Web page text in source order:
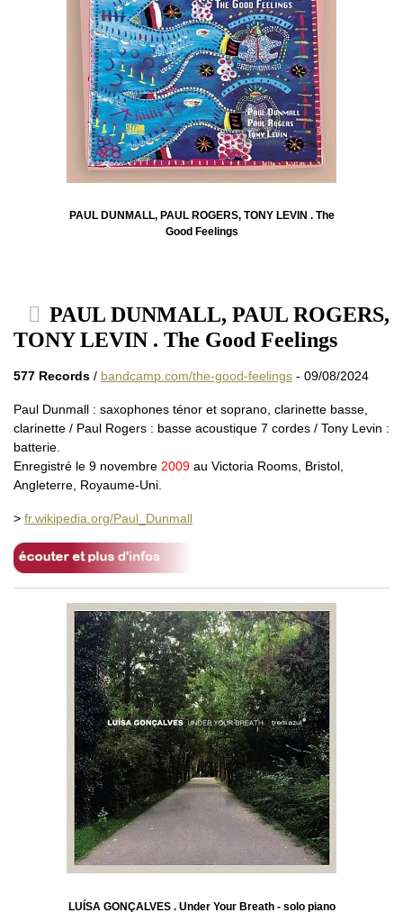
PAUL DUNMALL, PAUL ROGERS, TONY LEVIN . The
Good Feelings
PAUL DUNMALL, PAUL ROGERS,
TONY LEVIN . The Good Feelings
577 Records / bandcamp.com/the-good-feelings - 09/08/2024
Paul Dunmall : saxophones ténor et soprano, clarinette basse,
clarinette / Paul Rogers : basse acoustique 7 cordes / Tony Levin :
batterie.
Enregistré le 9 novembre 2009 au Victoria Rooms, Bristol,
Angleterre, Royaume-Uni.
> fr.wikipedia.org/Paul_Dunmall
LUÍSA GONÇALVES . Under Your Breath - solo piano